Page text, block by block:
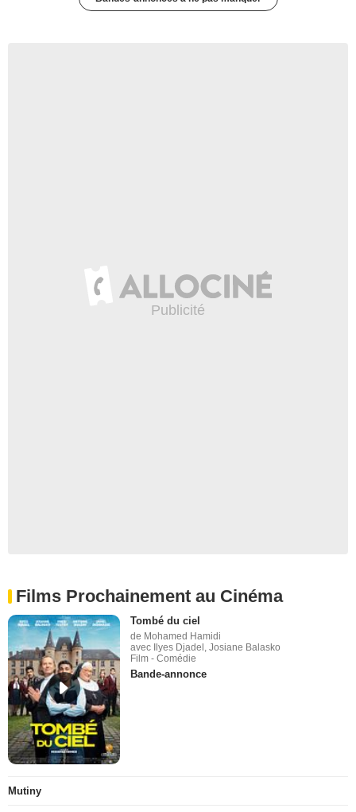
Films Prochainement au Cinéma
Tombé du ciel
de Mohamed Hamidi
avec Ilyes Djadel, Josiane Balasko
Film - Comédie
Bande-annonce
Mutiny